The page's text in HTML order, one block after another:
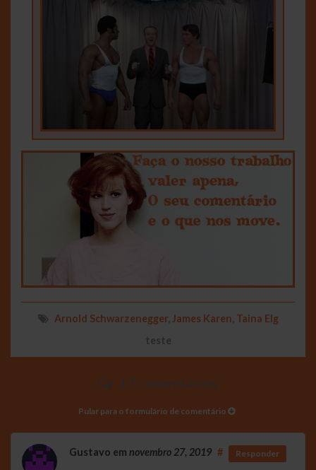
Arnold Schwarzenegger, James Karen, Taina Elg
teste
17 comentários
Pular para o formulário de comentário
Gustavo em novembro 27, 2019 # Responder